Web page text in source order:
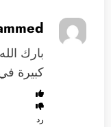
بارك
كبيرة
رد